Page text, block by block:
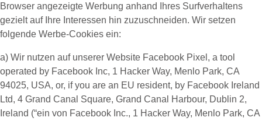
Browser angezeigte Werbung anhand Ihres Surfverhaltens
gezielt auf Ihre Interessen hin zuzuschneiden. Wir setzen
folgende Werbe-Cookies ein:
a) Wir nutzen auf unserer Website Facebook Pixel , a tool
operated by Facebook Inc, 1 Hacker Way, Menlo Park, CA
94025, USA, or, if you are an EU resident, by Facebook Ireland
Ltd, 4 Grand Canal Square, Grand Canal Harbour, Dublin 2,
Ireland (“ein von Facebook Inc., 1 Hacker Way, Menlo Park, CA